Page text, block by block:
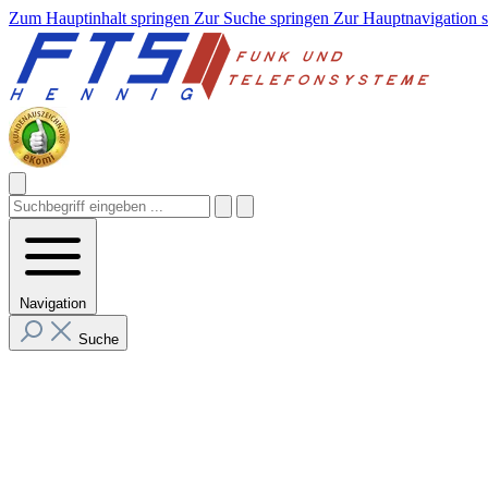
Zum Hauptinhalt springen Zur Suche springen Zur Hauptnavigation
Navigation
Suche